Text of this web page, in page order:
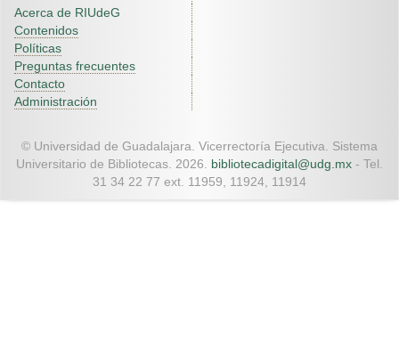
Acerca de RIUdeG
Contenidos
Políticas
Preguntas frecuentes
Contacto
Administración
© Universidad de Guadalajara. Vicerrectoría Ejecutiva. Sistema
Universitario de Bibliotecas. 2026. bibliotecadigital@udg.mx - Tel.
31 34 22 77 ext. 11959, 11924, 11914